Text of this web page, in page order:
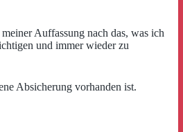
Auffassung nach das, was ich
und immer wieder zu
Absicherung vorhanden ist.